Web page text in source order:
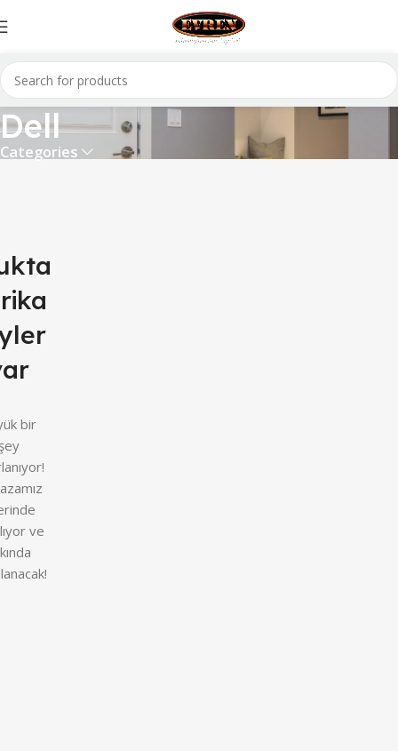
Dell
Categories
bir
ve